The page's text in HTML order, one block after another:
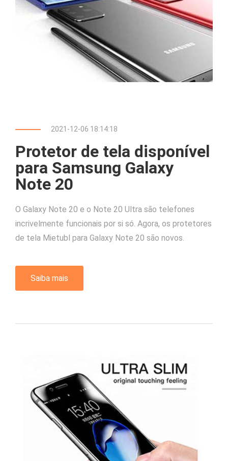
2021-12-06 18:14:18
Protetor de tela disponível
para Samsung Galaxy
Note 20
O Galaxy Note 20 e o Note 20 Ultra são telefones
incrivelmente funcionais por si só. Agora, os protetores
de tela Mietubl para Galaxy Note 20 são novos.
Saiba mais